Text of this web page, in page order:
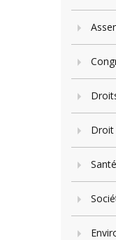
Droit
Santé